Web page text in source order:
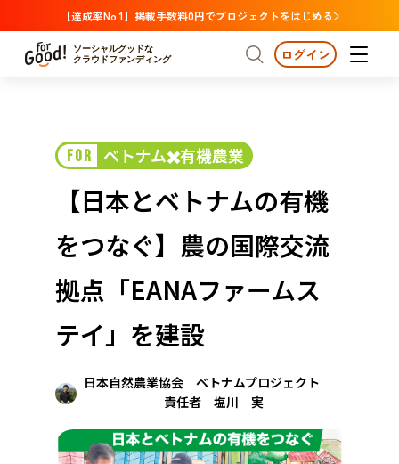
【達成率No.1】掲載手数料0円でプロジェクトをはじめる
ソーシャルグッドな
クラウドファンディング
プロジェクトからさがす 注目
カテゴリーからさがす 国際協力
医療・福祉
人権・マイノリティ
近畿
四国
注目 新着
支援金額が多い
支援人数が多い
終了日が近い
カテゴリーからさがす
国際協力 医療・福祉
子ども・教育
環境・エシカル
人権・マイノリティ
社会貢献
地域からさがす
北海道 青森 岩手 宮城 秋田 山形
栃木 群馬 埼玉 千葉 東京
ログイン
FOR ベトナム✖️有機農業
【日本とベトナムの有機
をつなぐ】農の国際交流
拠点「EANAファームス
テイ」を建設
日本自然農業協会 ベトナムプロジェクト
責任者 塩川 実